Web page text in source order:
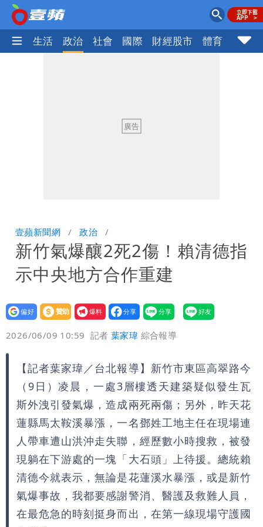
尚 生活 政治 社會 國際 財經股市 體育 壹蘋
壹蘋新聞網 政治
新竹氣爆釀2死2傷！賴清德指
示中央地方合作重建
設為
贊助
我要
爆料
2026/06/09 10:59 記者葉家瑋 綜合報導
【記者葉家瑋／台北報導】新竹市東區高翠路今
（9日）凌晨，一處3層樓透天建築疑似發生瓦
斯外洩引發氣爆，造成兩死兩傷；另外，昨天花
蓮縣馬太鞍溪暴漲，一名鄧姓工地主任在現場連
人帶車遭山洪沖走失聯，經歷數小時搜救，被發
現躺在下游處的一塊「大石頭」上待援。總統賴
清德今就表示，無論是花蓮溪水暴漲，或是新竹
氣爆事故，我都要感謝警消、醫護及救難人員，
在最危急的時刻挺身而出，在第一線現場守護國